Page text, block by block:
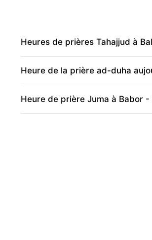
Heures de prières Tahajjud à
Heure de la prière ad-duha
Heure de prière Juma à Babor -